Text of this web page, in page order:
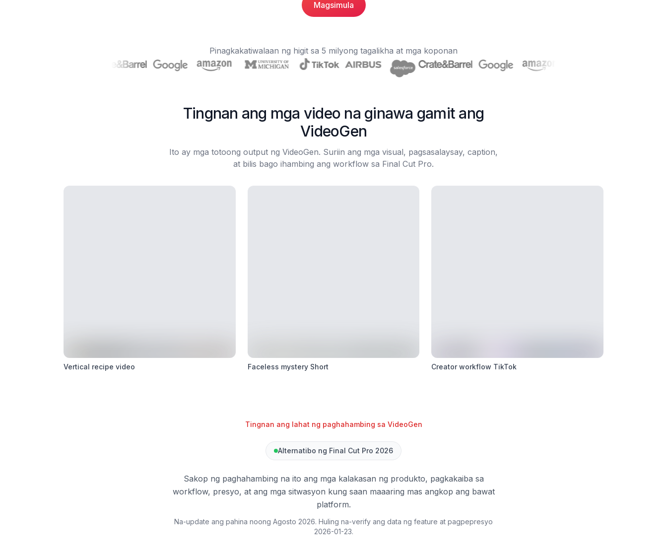
Magsimula
Pinagkakatiwalaan ng higit sa 5 milyong tagalikha at mga koponan
Tingnan ang mga video na ginawa gamit ang
VideoGen
Ito ay mga totoong output ng VideoGen. Suriin ang mga visual, pagsasalaysay, caption,
at bilis bago ihambing ang workflow sa Final Cut Pro.
Vertical recipe video Faceless mystery Short Creator workflow TikTok
Tingnan ang lahat ng paghahambing sa VideoGen
Alternatibo ng Final Cut Pro 2026
Sakop ng paghahambing na ito ang mga kalakasan ng produkto, pagkakaiba sa
workflow, presyo, at ang mga sitwasyon kung saan maaaring mas angkop ang bawat
platform.
Na-update ang pahina noong Agosto 2026. Huling na-verify ang data ng feature at pagpepresyo
2026-01-23.